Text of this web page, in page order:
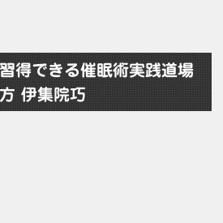
得できる催眠術実践道場
伊集院巧